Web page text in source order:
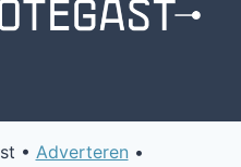
• Adverteren •